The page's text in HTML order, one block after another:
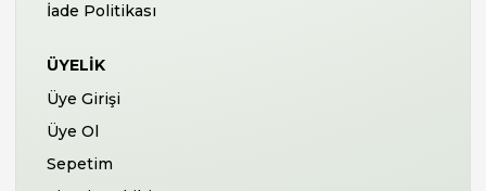
İade Politikası
ÜYELIK
Üye Girişi
Üye Ol
Sepetim